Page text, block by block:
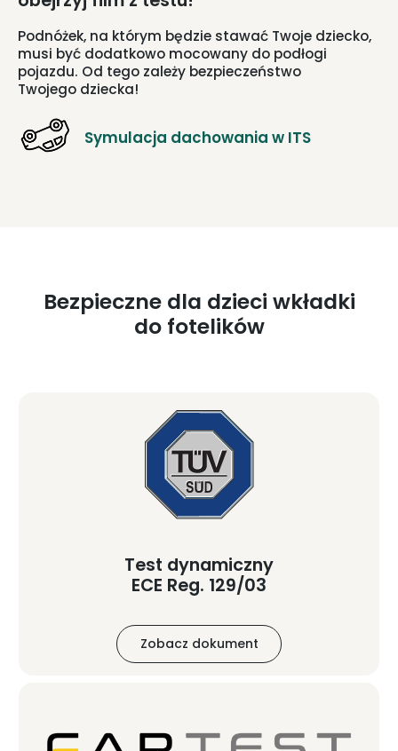
Podnóżek, na którym będzie stawać Twoje dziecko,
musi być dodatkowo mocowany do podłogi
pojazdu. Od tego zależy bezpieczeństwo
Twojego dziecka!
Symulacja dachowania w ITS
Bezpieczne dla dzieci wkładki
do fotelików
Test dynamiczny
ECE Reg. 129/03
Zobacz dokument